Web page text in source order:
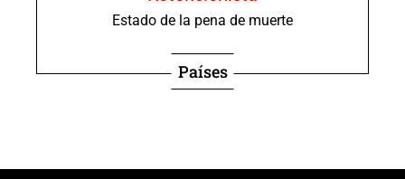
Estado de la pena de muerte
Países